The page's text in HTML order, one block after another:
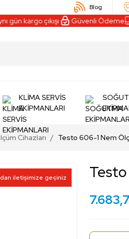
Blog
kargo çıkışı Güvenli Ödeme
KLİMA SERVİS
EKİPMANLARI
Cihazları Testo 606-1 Nem
iletişimize geçiniz